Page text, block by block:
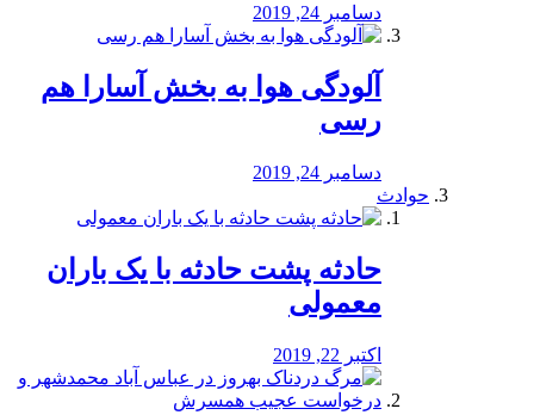
دسامبر 24, 2019
آلودگی هوا به بخش آسارا هم
رسی
دسامبر 24, 2019
حوادث
️حادثه پشت حادثه با یک باران
معمولی
اکتبر 22, 2019